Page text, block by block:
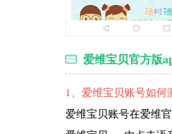
爱维宝贝官方版
1、爱维宝贝账号如何
爱维宝贝账号在爱维